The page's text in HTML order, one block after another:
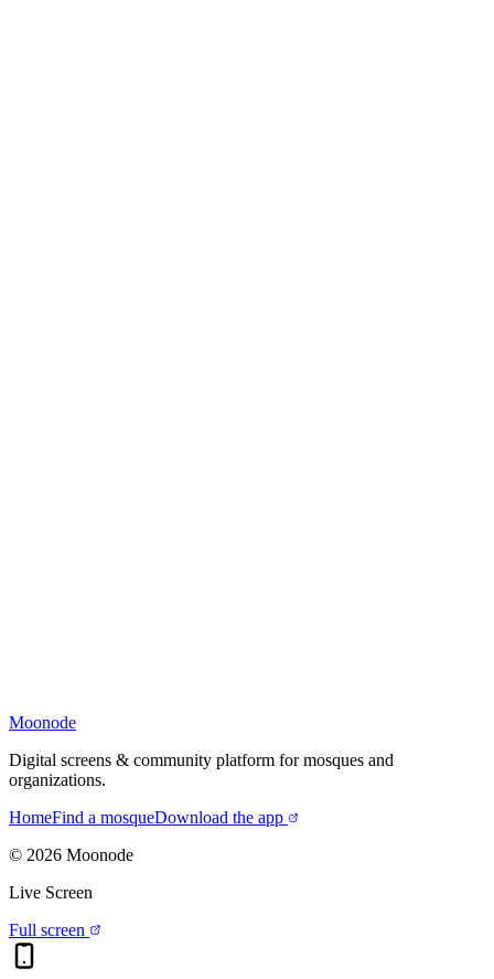
Moonode
Digital screens & community platform for mosques and
organizations.
HomeFind a mosqueDownload the app
© 2026 Moonode
Live Screen
Full screen